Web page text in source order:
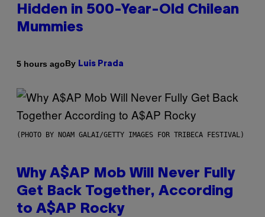
Hidden in 500-Year-Old Chilean
Mummies
5 hours agoBy Luis Prada
(PHOTO BY NOAM GALAI/GETTY IMAGES FOR TRIBECA FESTIVAL)
Why A$AP Mob Will Never Fully
Get Back Together, According
to A$AP Rocky